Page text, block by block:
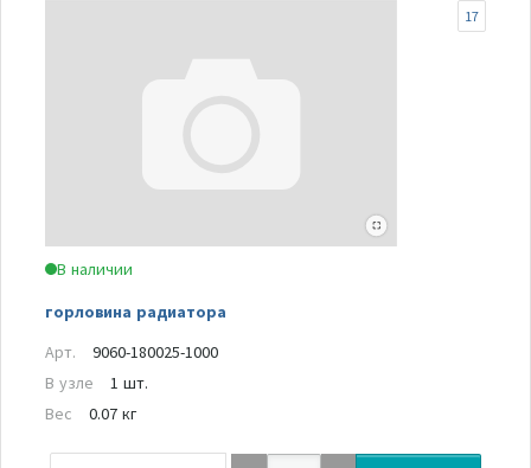
В наличии
горловина радиатора
17
Арт.
9060-180025-1000
В узле
1 шт.
Вес
0.07 кг